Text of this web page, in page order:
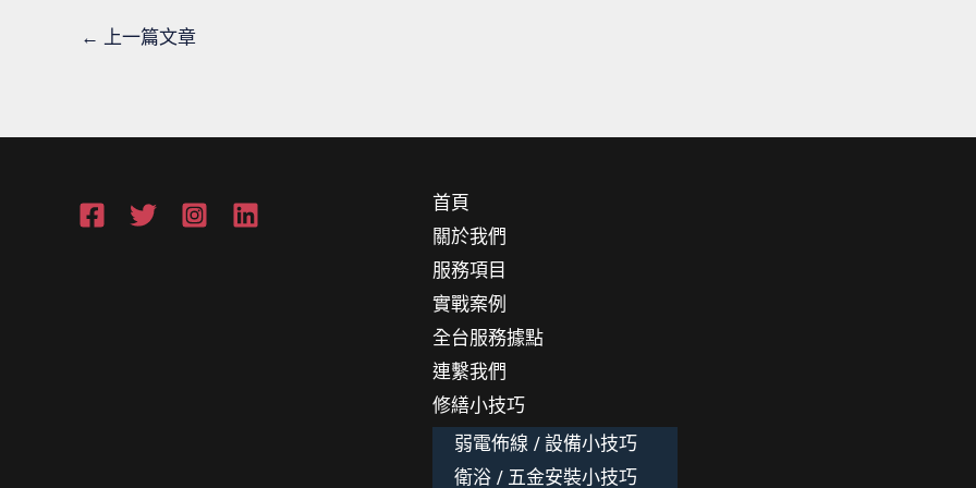
← 上一篇文章
首頁
關於我們
服務項目
實戰案例
全台服務據點
連繫我們
修繕小技巧
弱電佈線 / 設備小技巧
衛浴 / 五金安裝小技巧